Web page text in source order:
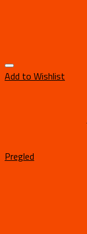
Add to Wishlist
Pregled